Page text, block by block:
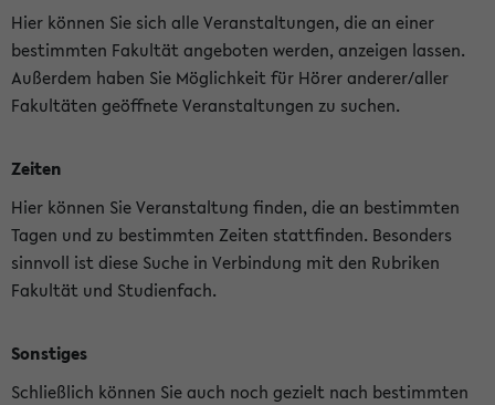
Hier können Sie sich alle Veranstaltungen, die an einer
bestimmten Fakultät angeboten werden, anzeigen lassen.
Außerdem haben Sie Möglichkeit für Hörer anderer/aller
Fakultäten geöffnete Veranstaltungen zu suchen.
Zeiten
Hier können Sie Veranstaltung finden, die an bestimmten
Tagen und zu bestimmten Zeiten stattfinden. Besonders
sinnvoll ist diese Suche in Verbindung mit den Rubriken
Fakultät und Studienfach.
Sonstiges
Schließlich können Sie auch noch gezielt nach bestimmten